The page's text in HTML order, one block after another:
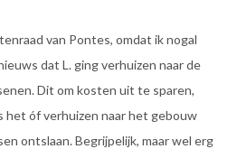
van Pontes, omdat ik nogal
dat L. ging verhuizen naar de
Dit om kosten uit te sparen,
het óf verhuizen naar het gebouw
ontslaan. Begrijpelijk, maar wel erg